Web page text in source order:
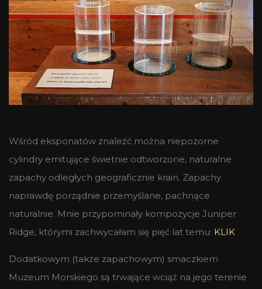
Wśród eksponatów znaleźć można niepozorne
cylindry emitujące świetnie odtworzone, naturalne
zapachy odległych geograficznie krain. Zapachy
naprawdę porządnie przemyślane, pachnące
naturalnie. Mnie przypominały kompozycje Juniper
Ridge, którymi zachwycałam się pięć lat temu: KLIK
Dodatkowym (także zapachowym) smaczkiem
Muzeum Morskiego są trwające wciąż na jego terenie